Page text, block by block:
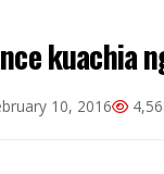
kuachia
10, 2016